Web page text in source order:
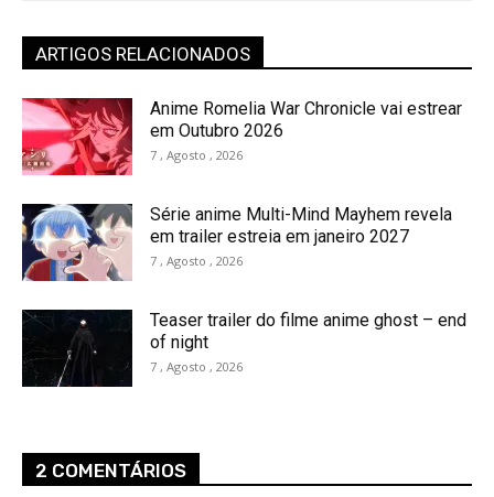
ARTIGOS RELACIONADOS
Anime Romelia War Chronicle vai estrear
em Outubro 2026
7 , Agosto , 2026
Série anime Multi-Mind Mayhem revela
em trailer estreia em janeiro 2027
7 , Agosto , 2026
Teaser trailer do filme anime ghost – end
of night
7 , Agosto , 2026
2 COMENTÁRIOS